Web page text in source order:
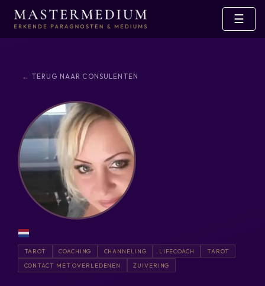
☰
← TERUG NAAR CONSULENTEN
TAROT COACHING CHANNELING LIFECOACH
TAROT
CONTACT MET OVERLEDENEN
ZUIVERING